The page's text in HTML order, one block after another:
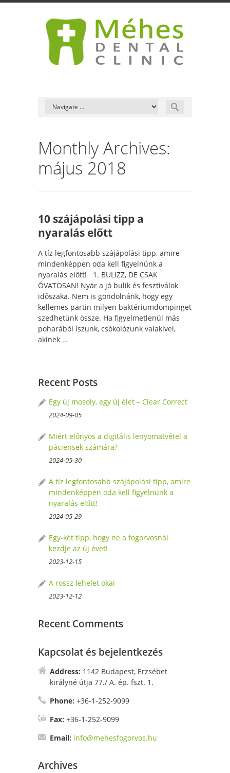
Monthly Archives:
május 2018
10 szájápolási tipp a
nyaralás előtt
A tíz legfontosabb szájápolási tipp, amire
mindenképpen oda kell figyelnünk a
nyaralás előtt! 1. BULIZZ, DE CSAK
ÓVATOSAN! Nyár a jó bulik és fesztiválok
időszaka. Nem is gondolnánk, hogy egy
kellemes partin milyen baktériumdömpinget
szedhetünk össze. Ha figyelmetlenül más
poharából iszunk, csókolózunk valakivel,
akinek …
Recent Posts
Egy új mosoly, egy új élet – Clear Correct
2024-09-05
Miért előnyös a digitális lenyomatvétel a
páciensek számára?
2024-05-30
A tíz legfontosabb szájápolási tipp, amire
mindenképpen oda kell figyelnünk a
nyaralás előtt!
2024-05-29
Egy-két tipp, hogy ne a fogorvosnál
kezdje az új évet!
2023-12-15
A rossz lehelet okai
2023-12-12
Recent Comments
Kapcsolat és bejelentkezés
Address: 1142 Budapest, Erzsébet
királyné útja 77./ A. ép. fszt. 1.
Phone: +36-1-252-9099
Fax: +36-1-252-9099
Email: info@mehesfogorvos.hu
Archives